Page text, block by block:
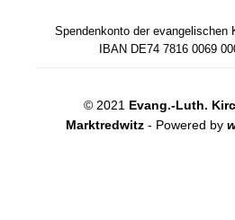
Spendenkonto der evangelischen
IBAN DE74 7816 0069
© 2021 Evang.-Luth.
Marktredwitz - Powered by